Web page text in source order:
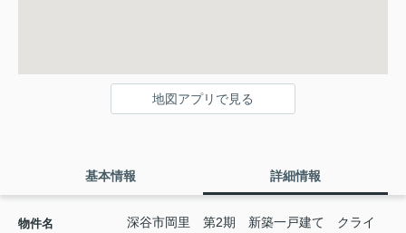
地図アプリで見る
基本情報 詳細情報
物件名
深谷市岡里 第2期 新築一戸建て クライ